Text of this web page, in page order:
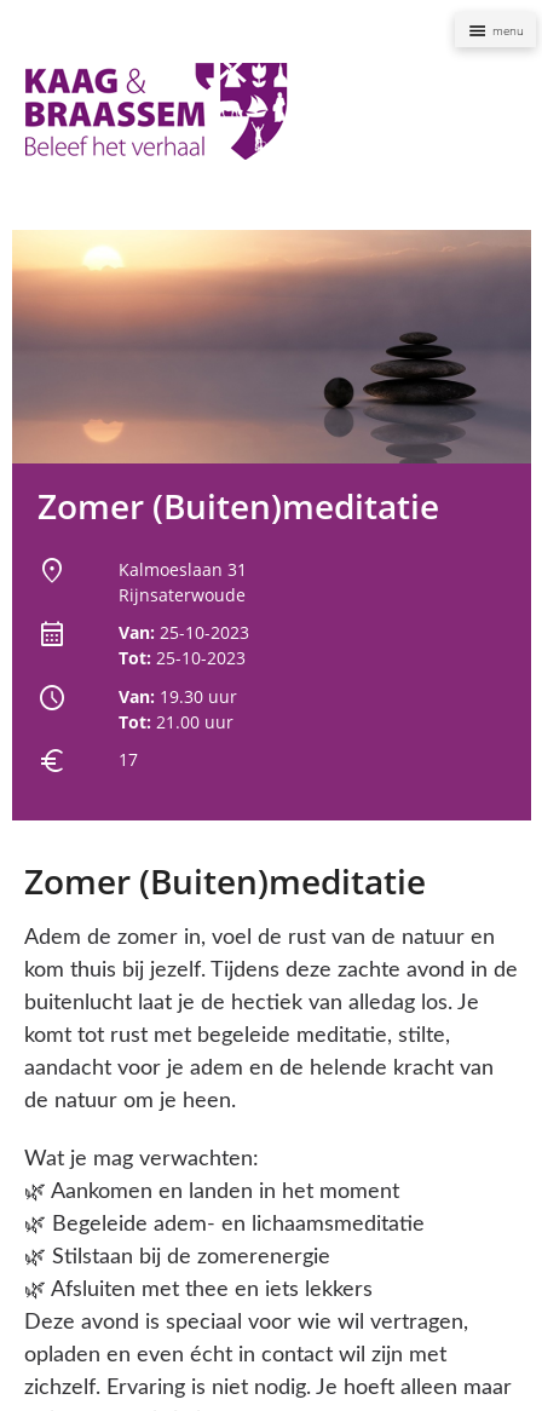
Zomer (Buiten)meditatie
location_on
Kalmoeslaan 31
Rijnsaterwoude
calendar_month Van: 25-10-2023
Tot: 25-10-2023
schedule Van: 19.30 uur
Tot: 21.00 uur
euro 17
Zomer (Buiten)meditatie
Adem de zomer in, voel de rust van de natuur en
kom thuis bij jezelf. Tijdens deze zachte avond in de
buitenlucht laat je de hectiek van alledag los. Je
komt tot rust met begeleide meditatie, stilte,
aandacht voor je adem en de helende kracht van
de natuur om je heen.
Wat je mag verwachten:
🌿 Aankomen en landen in het moment
🌿 Begeleide adem- en lichaamsmeditatie
🌿 Stilstaan bij de zomerenergie
🌿 Afsluiten met thee en iets lekkers
Deze avond is speciaal voor wie wil vertragen,
opladen en even écht in contact wil zijn met
zichzelf. Ervaring is niet nodig. Je hoeft alleen maar